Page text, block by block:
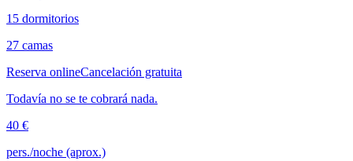
15 dormitorios
27 camas
Reserva onlineCancelación gratuita
Todavía no se te cobrará nada.
40 €
pers./noche (aprox.)